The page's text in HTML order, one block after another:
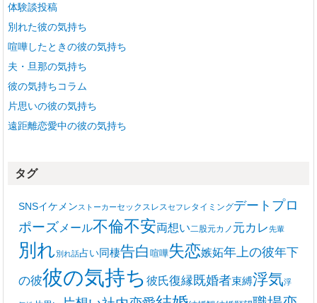
体験談投稿
別れた彼の気持ち
喧嘩したときの彼の気持ち
夫・旦那の気持ち
彼の気持ちコラム
片思いの彼の気持ち
遠距離恋愛中の彼の気持ち
タグ
SNSイケメンストーカーセックスレスセフレタイミングデート プロ
ポーズ メール不倫不安両想い二股元カノ 元カレ先輩
別れ別れ話占い同棲告白 喧嘩失恋嫉妬年上の彼年下
の彼彼の気持ち 彼氏復縁既婚者束縛浮気浮